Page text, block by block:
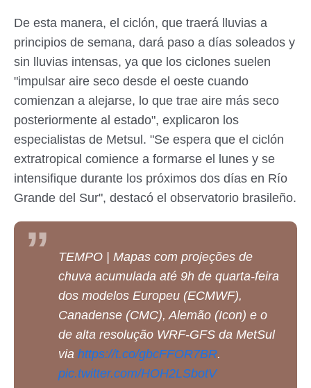
De esta manera, el ciclón, que traerá lluvias a
principios de semana, dará paso a días soleados y
sin lluvias intensas, ya que los ciclones suelen
"impulsar aire seco desde el oeste cuando
comienzan a alejarse, lo que trae aire más seco
posteriormente al estado", explicaron los
especialistas de Metsul. "Se espera que el ciclón
extratropical comience a formarse el lunes y se
intensifique durante los próximos dos días en Río
Grande del Sur", destacó el observatorio brasileño.
TEMPO | Mapas com projeções de
chuva acumulada até 9h de quarta-feira
dos modelos Europeu (ECMWF),
Canadense (CMC), Alemão (Icon) e o
de alta resolução WRF-GFS da MetSul
via https://t.co/gbcFFOR7BR.
pic.twitter.com/HOH2LSbotV